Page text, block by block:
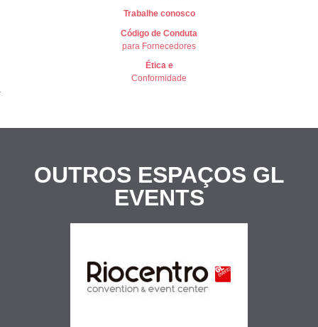
Trabalhe conosco
Código de Conduta
para Fornecedores
Ética e
Conformidade
OUTROS ESPAÇOS GL
EVENTS